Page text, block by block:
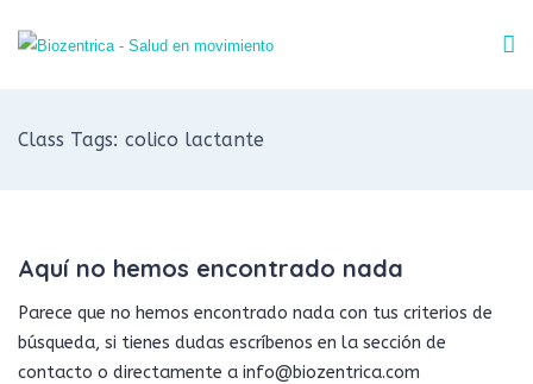
Class Tags: colico lactante
Aquí no hemos encontrado nada
Parece que no hemos encontrado nada con tus criterios de
búsqueda, si tienes dudas escríbenos en la sección de
contacto o directamente a info@biozentrica.com